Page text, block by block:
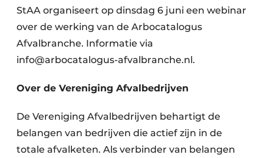
Zeven & Brekers
Bedrijfsafval
Bouw & Sloopafval
Elektronisch Afval
Glasrecyclage
StAA organiseert op dinsdag 6 juni een webinar
over de werking van de Arbocatalogus
Afvalbranche. Informatie via
info@arbocatalogus-afvalbranche.nl.
Over de Vereniging Afvalbedrijven
De Vereniging Afvalbedrijven behartigt de
belangen van bedrijven die actief zijn in de
totale afvalketen. Als verbinder van belangen